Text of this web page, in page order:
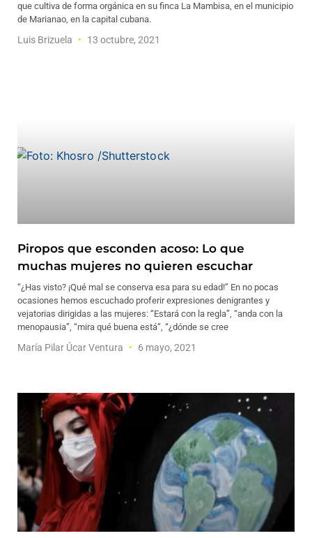
que cultiva de forma orgánica en su finca La Mambisa, en el municipio
de Marianao, en la capital cubana.
Luis Brizuela 13 octubre, 2021
Piropos que esconden acoso: Lo que
muchas mujeres no quieren escuchar
“¿Has visto? ¡Qué mal se conserva esa para su edad!” En no pocas
ocasiones hemos escuchado proferir expresiones denigrantes y
vejatorias dirigidas a las mujeres: “Estará con la regla”, “anda con la
menopausia”, “mira qué buena está”, “¿dónde se cree
María Pilar Úcar Ventura 6 mayo, 2021